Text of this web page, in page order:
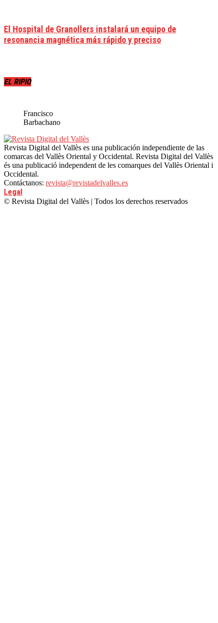
El Hospital de Granollers instalará un equipo de
resonancia magnética más rápido y preciso
EL RIPIO
Francisco
Barbachano
Revista Digital del Vallès es una publicación independiente de las
comarcas del Vallès Oriental y Occidental. Revista Digital del Vallès
és una publicació independent de les comarques del Vallès Oriental i
Occidental.
Contáctanos: revista@revistadelvalles.es
Legal
© Revista Digital del Vallès | Todos los derechos reservados